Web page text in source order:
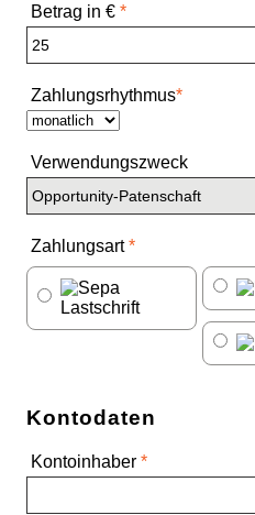
Betrag in € *
Zahlungsrhythmus*
Verwendungszweck
Zahlungsart*
Kontodaten
Kontoinhaber *